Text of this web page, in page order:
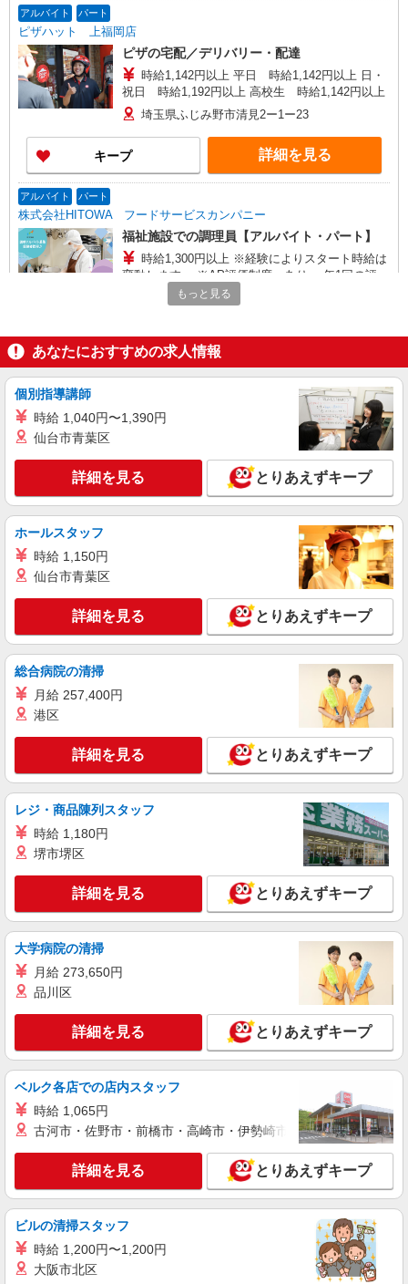
アルバイト パート
ピザハット 上福岡店
ピザの宅配／デリバリー・配達
時給1,142円以上 平日 時給1,142円以上 日・
祝日 時給1,192円以上 高校生 時給1,142円以上
埼玉県ふじみ野市清見2ー1ー23
キープ 詳細を見る
アルバイト パート
株式会社HITOWA フードサービスカンパニー
福祉施設での調理員【アルバイト・パート】
時給1,300円以上 ※経験によりスタート時給は
変動します。 ※AP評価制度：あり 年1回の評価
により時給を見直します。 ※アルバイト賞与（寸
志）：あり 年2回。勤続年数により金額UP。
イリーゼ上福岡 （埼玉県ふじみ野市西1-15-
キープ
アルバイト パート
びっくりドンキー 上福岡店
びっくりドンキーのキッチンスタッフ
時給1,180円 18歳未満（高校生含む）時給
1,180円 深夜（22時以降 年少者不可）時給1,475
円 ☆土日祝日手当：時給＋100円 ☆12月31日〜1
月3日まで年末年始手当有（時給アップ）
びっくりドンキー 上福岡店 埼玉県ふじみ野
市ふじみ野2丁目1番5号
キープ 詳細を見る
大穀ケータリング事業部
調理補助、盛付け
・平日・土曜：時給1,150円〜 ・日曜・祝日：
価）
埼玉県富士見市羽沢2-12-20 ※車通勤OK
キープ 詳細を見る
株式会社ニューフジフーズサービス
調理スタッフ
ホンダ学園 大井寮 埼玉県ふじみ野市鶴ヶ岡4-
キープ 詳細を見る
アルバイト
株式会社ニューフジフーズサービス
セントラルキッチンで盛付・仕込みスタッフ
時給1,150円
埼玉県ふじみ野市亀久保1140
キープ
正社員
和食大穀
和食料理の調理
月給241,000円〜320,000円 ●年収例： [20歳の
方]月給24.1万円※残業代30h含む＋賞与50万円
年収339万円 [25歳の方]月給26万円※残業代30h含
む＋賞与50万円 年収362万円 [30歳の方]月給30
万円※残業代30h含む＋賞与60万円 年収444万円
※年齢・経験・能力による ※昇給あり ※現給与考
上福岡店 埼玉県ふじみ野市上福岡5－9－17 ※
埼玉県内各店舗に異動の可能性有
もっと見る
あなたにおすすめの求人情報
個別指導講師
時給 1,040円〜1,390円
仙台市青葉区
詳細を見る とりあえずキープ
ホールスタッフ
時給 1,150円
仙台市青葉区
詳細を見る とりあえずキープ
総合病院の清掃
月給 257,400円
港区
詳細を見る とりあえずキープ
レジ・商品陳列スタッフ
時給 1,180円
堺市堺区
詳細を見る とりあえずキープ
大学病院の清掃
月給 273,650円
品川区
詳細を見る とりあえずキープ
ベルク各店での店内スタッフ
時給 1,065円
古河市・佐野市・前橋市・高崎市・伊勢崎市・太田市・館林市
詳細を見る とりあえずキープ
ビルの清掃スタッフ
時給 1,200円〜1,200円
大阪市北区